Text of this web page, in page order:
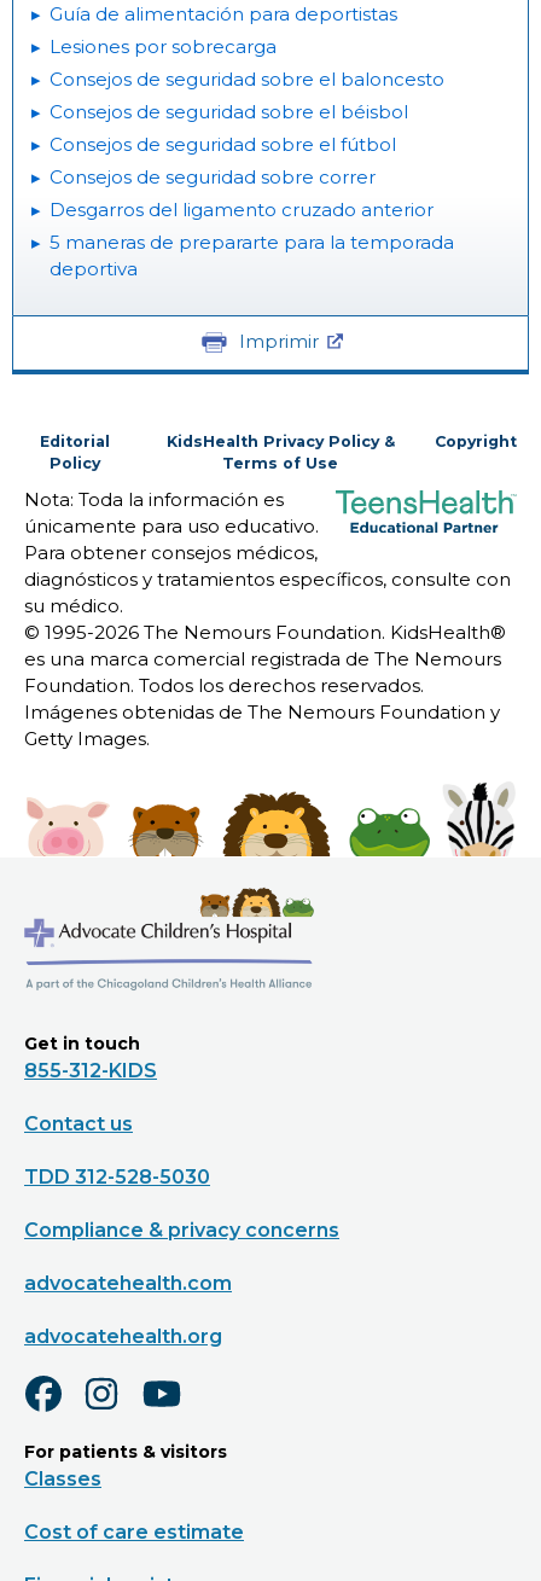
Guía de alimentación para deportistas
Lesiones por sobrecarga
Consejos de seguridad sobre el baloncesto
Consejos de seguridad sobre el béisbol
Consejos de seguridad sobre el fútbol
Consejos de seguridad sobre correr
Desgarros del ligamento cruzado anterior
5 maneras de prepararte para la temporada
deportiva
Imprimir
Editorial
Policy
KidsHealth Privacy Policy &
Terms of Use
Copyright
Nota: Toda la información es
únicamente para uso educativo.
Para obtener consejos médicos,
diagnósticos y tratamientos específicos, consulte con
su médico.
© 1995-2026 The Nemours Foundation. KidsHealth®
es una marca comercial registrada de The Nemours
Foundation. Todos los derechos reservados.
Imágenes obtenidas de The Nemours Foundation y
Getty Images.
Get in touch
855-312-KIDS
Contact us
TDD 312-528-5030
Compliance & privacy concerns
advocatehealth.com
advocatehealth.org
For patients & visitors
Classes
Cost of care estimate